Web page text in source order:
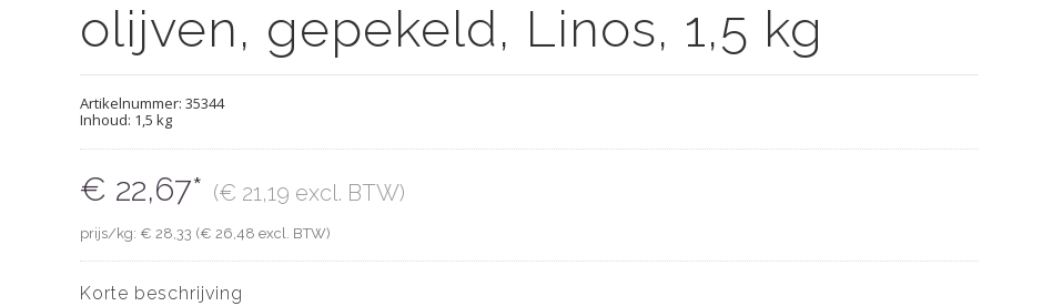
olijven, gepekeld, Linos, 1,5 kg
Artikelnummer: 35344
Inhoud: 1,5 kg
€ 22,67* (€ 21,19 excl. BTW)
prijs/kg: € 28,33 (€ 26,48 excl. BTW)
Korte beschrijving